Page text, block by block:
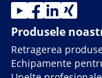
Produsele
Retragerea
Echipamente